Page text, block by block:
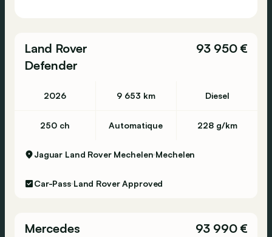
Land Rover
Defender
93 950 €
2026 9 653 km Diesel
250 ch Automatique 228 g/km
Jaguar Land Rover Mechelen Mechelen
Car-Pass Land Rover Approved
Mercedes
93 990 €